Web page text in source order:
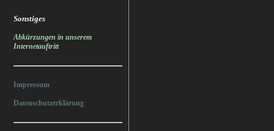
Sonstiges
Abkürzungen in unserem
Internetauftritt
Impressum
Datenschutzerklärung